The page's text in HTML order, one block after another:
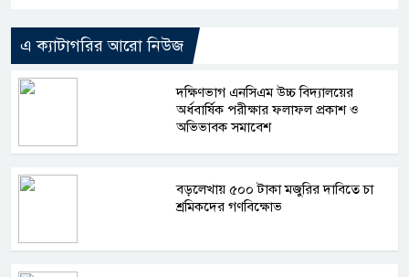
এ ক্যাটাগরির আরো নিউজ
দক্ষিণভাগ এনসিএম উচ্চ বিদ্যালয়ের
অর্ধবার্ষিক পরীক্ষার ফলাফল প্রকাশ ও
অভিভাবক সমাবেশ
বড়লেখায় ৫০০ টাকা মজুরির দাবিতে চা
শ্রমিকদের গণবিক্ষোভ